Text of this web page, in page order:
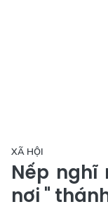
XÃ HỘI
Nếp nghĩ
nơi "